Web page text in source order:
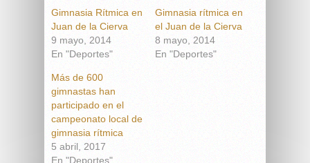
Gimnasia Rítmica en
Juan de la Cierva
9 mayo, 2014
En "Deportes"
Gimnasia rítmica en
el Juan de la Cierva
8 mayo, 2014
En "Deportes"
Más de 600
gimnastas han
participado en el
campeonato local de
gimnasia rítmica
5 abril, 2017
En "Deportes"